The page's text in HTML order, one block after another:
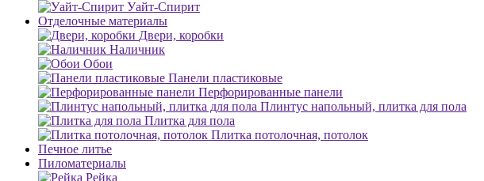
Уайт-Спирит
Отделочные материалы
Двери, коробки
Наличник
Обои
Панели пластиковые
Перфорированные панели
Плинтус напольный, плитка для пола
Плитка для пола
Плитка потолочная, потолок
Печное литье
Пиломатериалы
Рейка